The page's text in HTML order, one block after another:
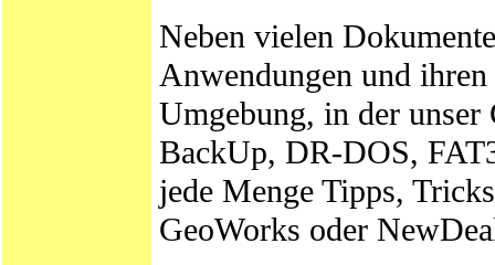
Neben vielen
Anwendungen und
Umgebung, in der
BackUp, DR-DOS,
jede Menge Tipps,
GeoWorks oder